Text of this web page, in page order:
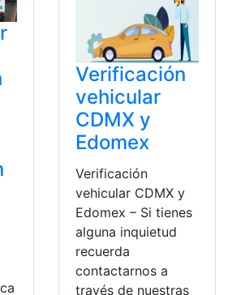
Verificación
vehicular
CDMX y
Edomex
Verificación
vehicular CDMX y
Edomex – Si tienes
alguna inquietud
recuerda
contactarnos a
través de nuestras